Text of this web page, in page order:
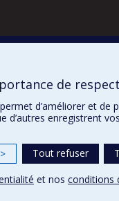
de l’activité
d’utilisation 2025-
de
d’améliorer et
d’autres enregistrent
> Tout refuser
et nos conditions